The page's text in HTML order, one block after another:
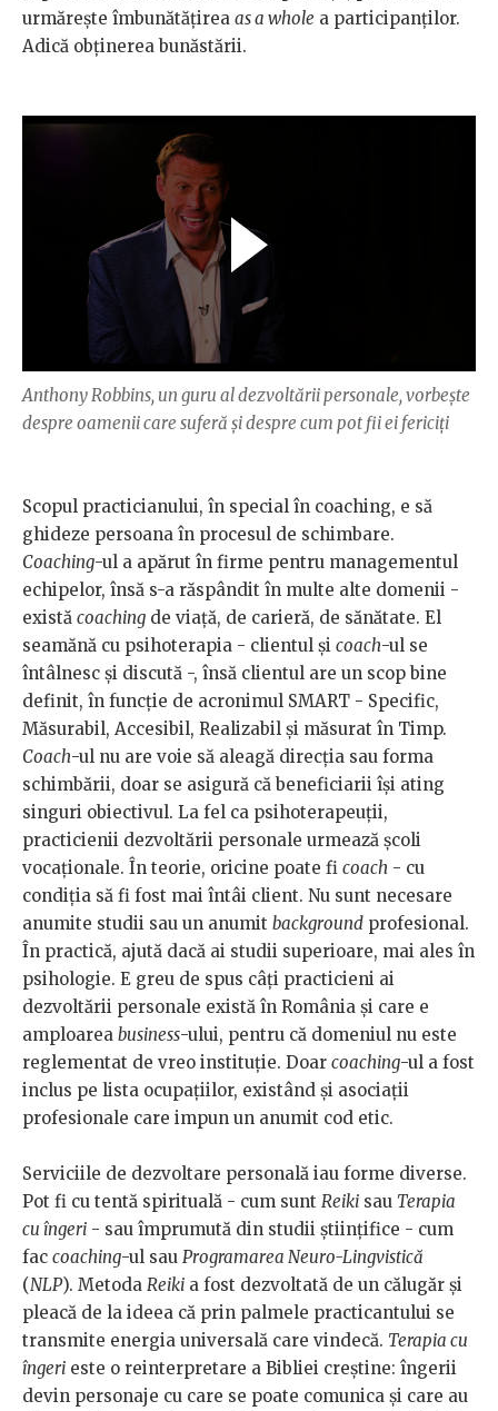
urmărește îmbunătățirea as a whole a participanților.
Adică obținerea bunăstării.
Anthony Robbins, un guru al dezvoltării personale, vorbește
despre oamenii care suferă și despre cum pot fii ei fericiți
Scopul practicianului, în special în coaching, e să
ghideze persoana în procesul de schimbare.
Coaching-ul a apărut în firme pentru managementul
echipelor, însă s-a răspândit în multe alte domenii -
există coaching de viață, de carieră, de sănătate. El
seamănă cu psihoterapia - clientul și coach-ul se
întâlnesc și discută -, însă clientul are un scop bine
definit, în funcție de acronimul SMART - Specific,
Măsurabil, Accesibil, Realizabil și măsurat în Timp.
Coach-ul nu are voie să aleagă direcția sau forma
schimbării, doar se asigură că beneficiarii își ating
singuri obiectivul. La fel ca psihoterapeuții,
practicienii dezvoltării personale urmează școli
vocaționale. În teorie, oricine poate fi coach - cu
condiția să fi fost mai întâi client. Nu sunt necesare
anumite studii sau un anumit background profesional.
În practică, ajută dacă ai studii superioare, mai ales în
psihologie. E greu de spus câți practicieni ai
dezvoltării personale există în România și care e
amploarea business-ului, pentru că domeniul nu este
reglementat de vreo instituție. Doar coaching-ul a fost
inclus pe lista ocupațiilor, existând și asociații
profesionale care impun un anumit cod etic.
Serviciile de dezvoltare personală iau forme diverse.
Pot fi cu tentă spirituală - cum sunt Reiki sau Terapia
cu îngeri - sau împrumută din studii științifice - cum
fac coaching-ul sau Programarea Neuro-Lingvistică
(NLP). Metoda Reiki a fost dezvoltată de un călugăr și
pleacă de la ideea că prin palmele practicantului se
transmite energia universală care vindecă. Terapia cu
îngeri este o reinterpretare a Bibliei creștine: îngerii
devin personaje cu care se poate comunica și care au